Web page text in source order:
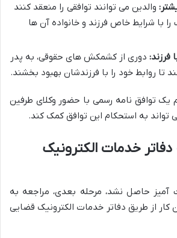
والدین می توانند توافقی را منعقد کنند
با شرایط خاص فرزند و خانواده آن ها
فرزند: دوری از کشمکش های حقوقی، به پدر
تا روابط خود را با فرزندشان بهبود بخشند.
یک توافق نامه رسمی با حضور وکلای طرفین
تواند به استحکام این توافق کمک کند.
دفاتر خدمات الکترونیک
آمیز حاصل نشد، مرحله بعدی، مراجعه به
از طریق دفاتر خدمات الکترونیک قضایی